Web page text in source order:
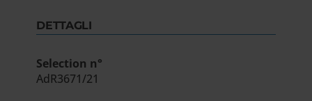
DETTAGLI
Selection n°
AdR3671/21